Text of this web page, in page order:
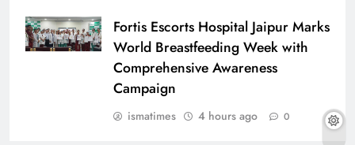
Fortis Escorts Hospital Jaipur Marks
World Breastfeeding Week with
Comprehensive Awareness
Campaign
ismatimes 4 hours ago 0